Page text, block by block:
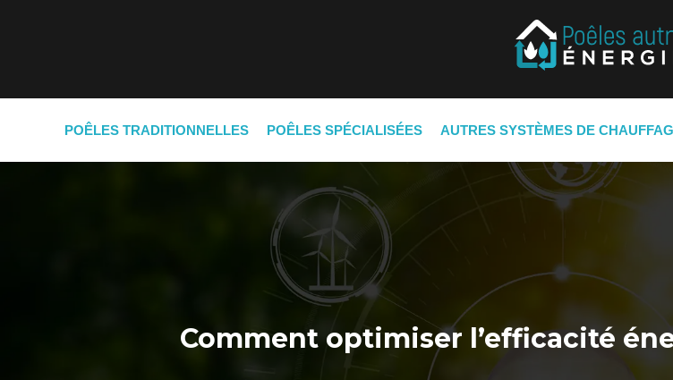
POÊLES TRADITIONNELLES POÊLES SPÉCIALISÉES AUTRES SYSTÈMES DE
Comment optimiser l’efficacité